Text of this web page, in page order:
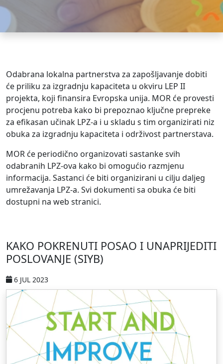
Odabrana lokalna partnerstva za zapošljavanje dobiti
će priliku za izgradnju kapaciteta u okviru LEP II
projekta, koji finansira Evropska unija. MOR će provesti
procjenu potreba kako bi prepoznao ključne prepreke
za efikasan učinak LPZ-a i u skladu s tim organizirati niz
obuka za izgradnju kapaciteta i održivost partnerstava.
MOR će periodično organizovati sastanke svih
odabranih LPZ-ova kako bi omogućio razmjenu
informacija. Sastanci će biti organizirani u cilju daljeg
umrežavanja LPZ-a. Svi dokumenti sa obuka će biti
dostupni na web stranici.
KAKO POKRENUTI POSAO I UNAPRIJEDITI
POSLOVANJE (SIYB)
6 JUL 2023